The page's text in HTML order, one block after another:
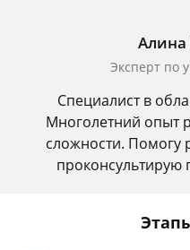
Алина
Эксперт по
Специалист в
Многолетний опыт
сложности. Помогу